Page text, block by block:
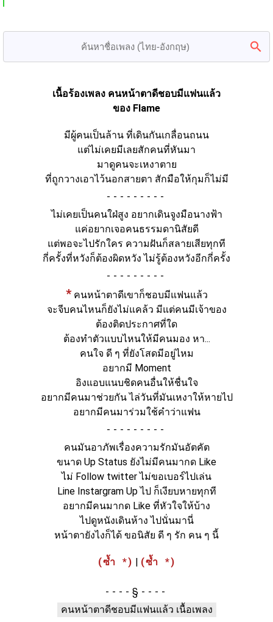
เนื้อร้องเพลง คนหน้าตาดีชอบมีแฟนแล้ว
ของ Flame
มีผู้คนเป็นล้าน ที่เดินกันเกลื่อนถนน
แต่ไม่เคยมีเลยสักคนที่หันมา
มาดูคนจะเหงาตาย
ที่ถูกวางเอาไว้นอกสายตา สักมือให้กุมก็ไม่มี
-
ไม่เคยเป็นคนใฝ่สูง อยากเดินจูงมือนางฟ้า
แค่อยากเจอคนธรรมดานิสัยดี
แต่พอจะไปรักใคร ความฝันก็สลายเสียทุกที
กี่ครั้งที่หวังก็ต้องผิดหวัง ไม่รู้ต้องหวังอีกกี่ครั้ง
-
*คนหน้าตาดีเขาก็ชอบมีแฟนแล้ว
จะจีบคนไหนก็ยังไม่แคล้ว มีแต่คนมีเจ้าของ
ต้องติดประกาศที่ใด
ต้องทำตัวแบบไหนให้มีคนมอง หา...
คนใจ ดี ๆ ที่ยังโสดมีอยู่ไหม
อยากมี Moment
อิงแอบแนบชิดคนอื่นให้ชื่นใจ
อยากมีคนมาช่วยกัน ไล่วันที่มันเหงาให้หายไป
อยากมีคนมาร่วมใช้คำว่าแฟน
-
คนมันอาภัพเรื่องความรักมันอัตคัต
ขนาด Up Status ยังไม่มีคนมากด Like
ไม่ Follow twitter ไม่ขอเบอร์ไปเล่น
Line Instargram Up ไป ก็เงียบหายทุกที
อยากมีคนมากด Like ที่หัวใจให้บ้าง
ไปดูหนังเดินห้าง ไปนั่นมานี่
หน้าตายังไงก็ได้ ขอนิสัย ดี ๆ รัก คน ๆ นี้
(ซ้ำ *) (ซ้ำ *)
§
คนหน้าตาดีชอบมีแฟนแล้ว เนื้อเพลง